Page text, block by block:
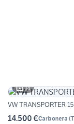
14
VW TRANSPORTER
14.500 €Carbonera (